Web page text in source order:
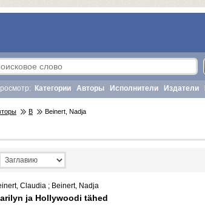
Категории Авторы Исполнители Издатели
B Beinert, Nadja
Claudia ; Beinert, Nadja
ja Hollywoodi tähed